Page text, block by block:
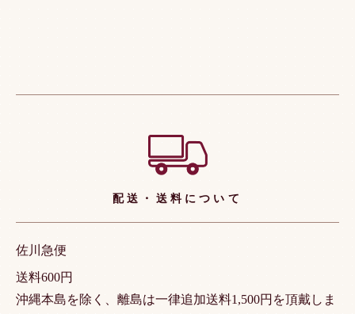
配送・送料について
佐川急便
送料600円
沖縄本島を除く、離島は一律追加送料1,500円を頂戴しま